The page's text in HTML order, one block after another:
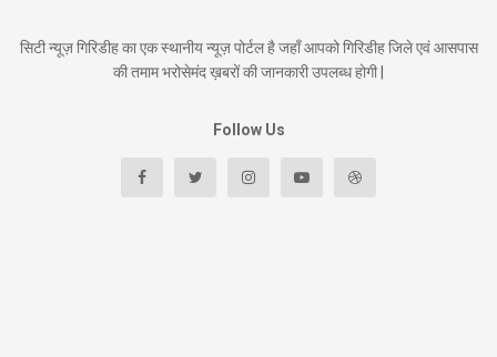
सिटी न्यूज़ गिरिडीह का एक स्थानीय न्यूज़ पोर्टल है जहाँ आपको गिरिडीह जिले एवं आसपास
की तमाम भरोसेमंद ख़बरों की जानकारी उपलब्ध होगी |
Follow Us